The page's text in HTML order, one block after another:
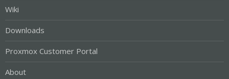
Wiki
Downloads
Proxmox Customer Portal
About